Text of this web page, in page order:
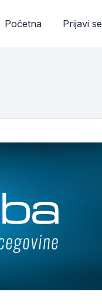
Početna Prijavi se